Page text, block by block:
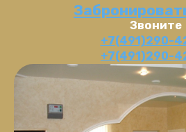
Звоните
+7(491)290-
+7(491)290-